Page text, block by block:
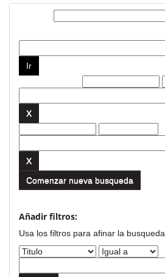
Comenzar nueva busqueda
Añadir filtros:
Usa los filtros para afinar la busqueda.